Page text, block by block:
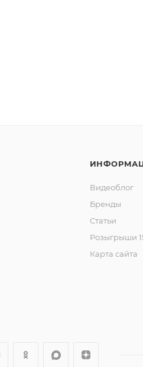
Видеоблог
Бренды
Статьи
Розыгрыши
Карта сайта